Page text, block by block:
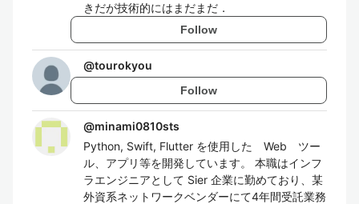
きだが技術的にはまだまだ．
Follow
@tourokyou
Follow
@minami0810sts
Python, Swift, Flutter を使用した Web ツー
ル、アプリ等を開発しています。 本職はインフ
ラエンジニアとして Sier 企業に勤めており、某
外資系ネットワークベンダーにて4年間受託業務